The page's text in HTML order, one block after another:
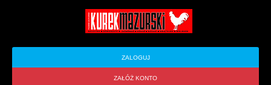
ZALOGUJ
ZAŁÓŻ KONTO